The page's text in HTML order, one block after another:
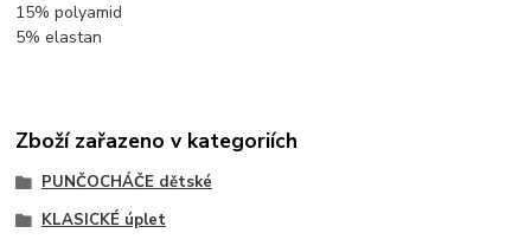
15% polyamid
5% elastan
Zboží zařazeno v kategoriích
PUNČOCHÁČE dětské
KLASICKÉ úplet